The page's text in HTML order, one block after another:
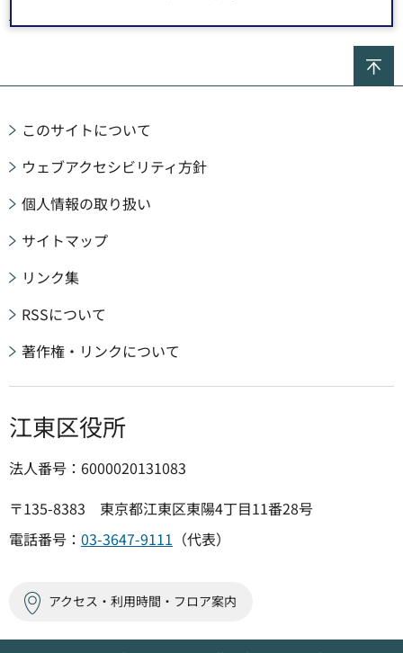
このサイトについて
ウェブアクセシビリティ方針
個人情報の取り扱い
サイトマップ
リンク集
RSSについて
著作権・リンクについて
江東区役所
法人番号：6000020131083
〒135-8383 東京都江東区東陽4丁目11番28号
電話番号： 03-3647-9111 （代表）
アクセス・利用時間・フロア案内